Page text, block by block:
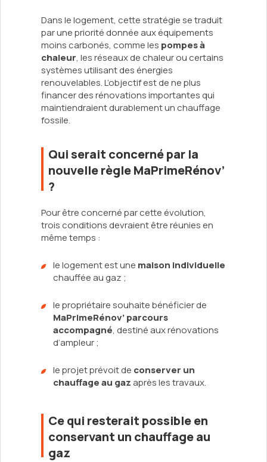
Dans le logement, cette stratégie se traduit
par une priorité donnée aux équipements
moins carbonés, comme les pompes à
chaleur, les réseaux de chaleur ou certains
systèmes utilisant des énergies
renouvelables. L’objectif est de ne plus
financer des rénovations importantes qui
maintiendraient durablement un chauffage
fossile.
Qui serait concerné par la
nouvelle règle MaPrimeRénov’
?
Pour être concerné par cette évolution,
trois conditions devraient être réunies en
même temps :
le logement est une maison individuelle
chauffée au gaz ;
le propriétaire souhaite bénéficier de
MaPrimeRénov’ parcours
accompagné, destiné aux rénovations
d’ampleur ;
le projet prévoit de conserver un
chauffage au gazaprès les travaux.
Ce qui resterait possible en
conservant un chauffage au
gaz